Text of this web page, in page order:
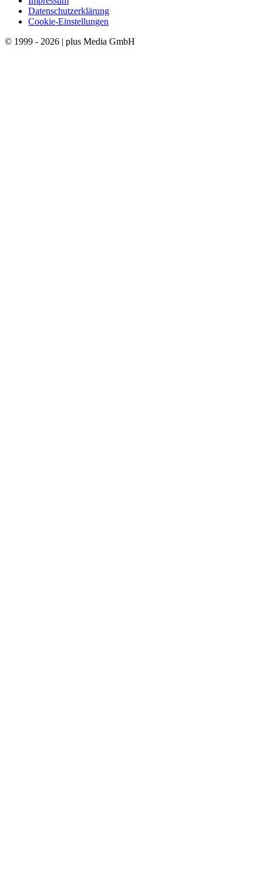
Datenschutzerklärung
Cookie-Einstellungen
© 1999 - 2026 | plus Media GmbH